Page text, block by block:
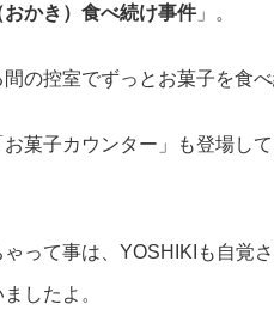
おかき）食べ続け事件」。
の控室でずっとお菓子を食べ
菓子カウンター」も登場し
って事は、YOSHIKIも自覚
したよ。